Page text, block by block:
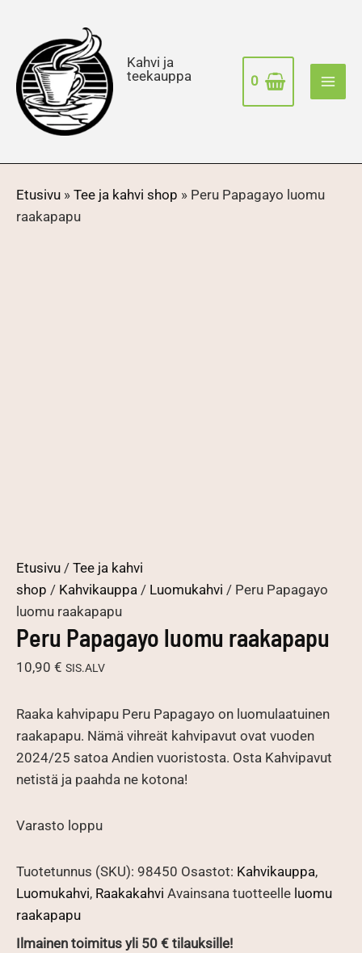
Kahvi ja
teekauppa
0
Etusivu » Tee ja kahvi shop » Peru Papagayo luomu
raakapapu
Etusivu / Tee ja kahvi
shop / Kahvikauppa / Luomukahvi / Peru Papagayo
luomu raakapapu
Peru Papagayo luomu raakapapu
10,90 € SIS.ALV
Raaka kahvipapu Peru Papagayo on luomulaatuinen
raakapapu. Nämä vihreät kahvipavut ovat vuoden
2024/25 satoa Andien vuoristosta. Osta Kahvipavut
netistä ja paahda ne kotona!
Varasto loppu
Tuotetunnus (SKU): 98450 Osastot: Kahvikauppa,
Luomukahvi, Raakakahvi Avainsana tuotteelle luomu
raakapapu
Ilmainen toimitus yli 50 € tilauksille!